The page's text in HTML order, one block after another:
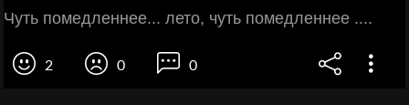
Чуть помедленнее... лето, чуть помедленнее ....
2 0 0